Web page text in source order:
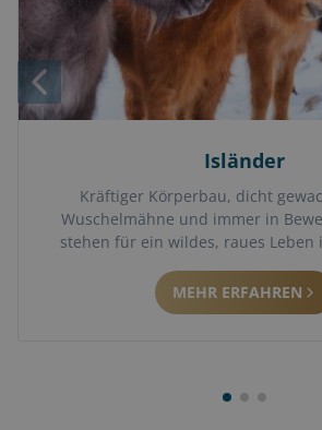
Isländer
Kräftiger Körperbau, dicht
Wuschelmähne und immer in
stehen für ein wildes, raues
MEHR ERFAHREN